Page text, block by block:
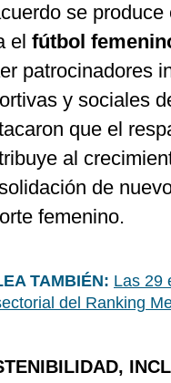
se
el fútbol
patrocinadores
y sociales
que el
al
de
femenino.
TAMBIÉN: Las 29
del Ranking